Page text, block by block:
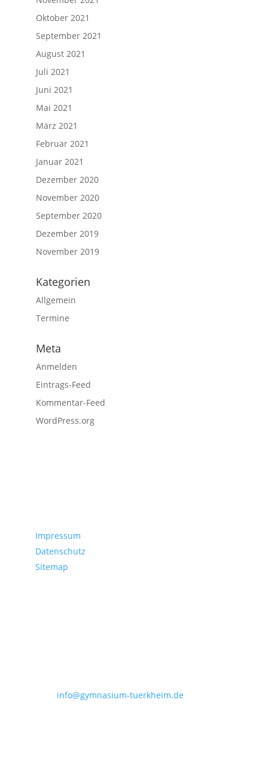
Oktober 2021
September 2021
August 2021
Juli 2021
Juni 2021
Mai 2021
März 2021
Februar 2021
Januar 2021
Dezember 2020
November 2020
September 2020
Dezember 2019
November 2019
Kategorien
Allgemein
Termine
Meta
Anmelden
Eintrags-Feed
Kommentar-Feed
WordPress.org
Impressum
Datenschutz
Sitemap
info@gymnasium-tuerkheim.de